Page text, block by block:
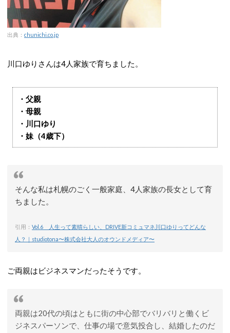
出典： chunichi.co.jp
川口ゆりさんは4人家族で育ちました。
・父親
・母親
・川口ゆり
・妹（4歳下）
そんな私は札幌のごく一般家庭、4人家族の長女として育
ちました。
引用： Vol.6 人生って素晴らしい、DRIVE新コミュマネ川口ゆりってどんな
人？｜studiotona〜株式会社大人のオウンドメディア〜
ご両親はビジネスマンだったそうです。
両親は20代の頃はともに街の中心部でバリバリと働くビ
ジネスパーソンで、仕事の場で意気投合し、結婚したのだ